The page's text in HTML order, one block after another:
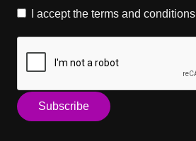
I accept the terms and conditions